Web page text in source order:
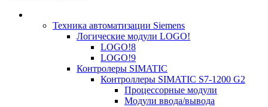
Техника автоматизации Siemens
Логические модули LOGO!
LOGO!8
LOGO!9
Контролеры SIMATIC
Контроллеры SIMATIC S7-1200 G2
Процессорные модули
Модули ввода/вывода